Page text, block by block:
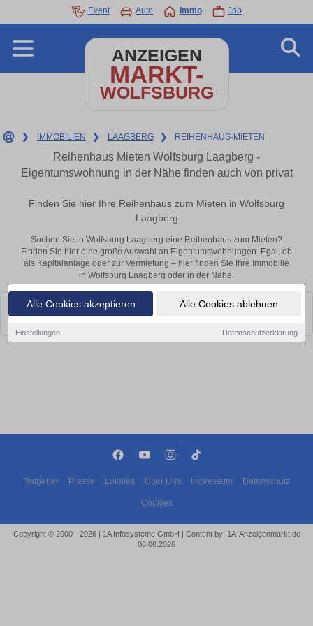
Alle Cookies akzeptieren Alle Cookies ablehnen
Einstellungen Datenschutzerklärung
Event Auto Immo Job
ANZEIGEN
MARKT-
WOLFSBURG
❯ IMMOBILIEN ❯ LAAGBERG ❯ REIHENHAUS-MIETEN
Reihenhaus Mieten Wolfsburg Laagberg -
Eigentumswohnung in der Nähe finden auch von privat
Finden Sie hier Ihre Reihenhaus zum Mieten in Wolfsburg
Laagberg
Suchen Sie in Wolfsburg Laagberg eine Reihenhaus zum Mieten?
Finden Sie hier eine große Auswahl an Eigentumswohnungen. Egal, ob
als Kapitalanlage oder zur Vermietung – hier finden Sie Ihre Immobilie
in Wolfsburg Laagberg oder in der Nähe.
Leider konnten wir derzeit keine passenden Objekte finden. Schauen Sie
bald wieder vorbei!
Ratgeber Presse Lokales Über Uns Impressum Datenschutz
Cookies
Copyright © 2000 - 2026 | 1A Infosysteme GmbH | Content by: 1A-Anzeigenmarkt.de
08.08.2026